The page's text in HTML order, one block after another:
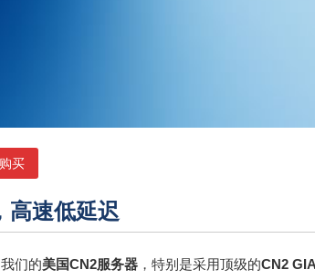
买
高速低延迟
们的美国CN2服务器 ，特别是采用顶级的CN2 GIA